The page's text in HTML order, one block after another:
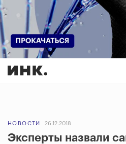
НОВОСТИ 26.12.2018
Эксперты назвали